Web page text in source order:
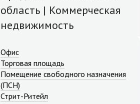
область | Коммерческая
недвижимость
Офис
Торговая площадь
Помещение свободного назначения
(ПСН)
Стрит-Ритейл